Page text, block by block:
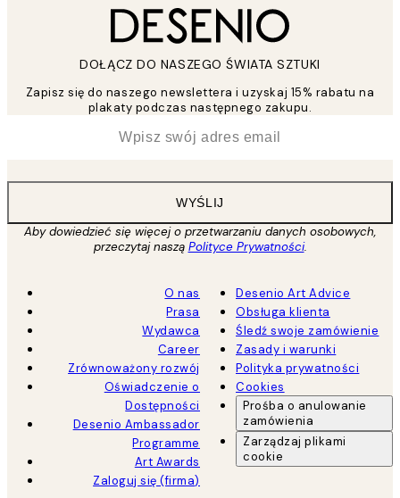
DOŁĄCZ DO NASZEGO ŚWIATA SZTUKI
Zapisz się do naszego newslettera i uzyskaj 15% rabatu na
plakaty podczas następnego zakupu.
WYŚLIJ
Aby dowiedzieć się więcej o przetwarzaniu danych osobowych,
przeczytaj naszą Polityce Prywatności.
O nas
Prasa
Wydawca
Career
Zrównoważony rozwój
Oświadczenie o
Dostępności
Desenio Ambassador
Programme
Art Awards
Zaloguj się (firma)
Desenio Art Advice
Obsługa klienta
Śledź swoje zamówienie
Zasady i warunki
Polityka prywatności
Cookies
Prośba o anulowanie
zamówienia
Zarządzaj plikami
cookie